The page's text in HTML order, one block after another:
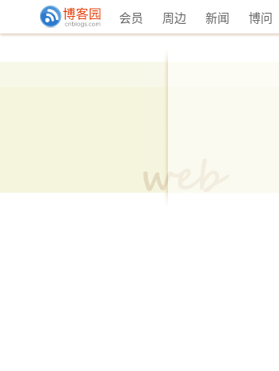
会员 周边 新闻 博问